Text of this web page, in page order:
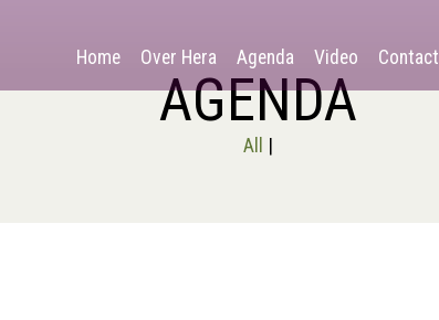
Home Over Hera Agenda Video Contact
AGENDA
All